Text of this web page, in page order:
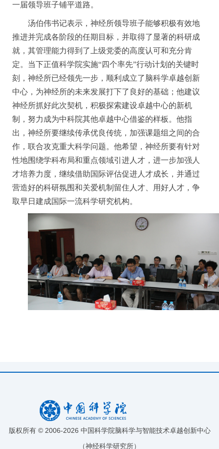
一届领导班子铺平道路。
汤伯伟书记表示，神经所领导班子能够积极有效地
推进并完成各阶段的任期目标，并取得了显著的科研成
就，其管理能力得到了上级党委的高度认可和充分肯
定。当下正值科学院实施“四个率先”行动计划的关键时
刻，神经所已经领先一步，顺利成立了脑科学卓越创新
中心，为神经所的未来发展打下了良好的基础；他建议
神经所抓好此次契机，积极探索建设卓越中心的新机
制，努力成为中科院其他卓越中心借鉴的样板。他指
出，神经所要继续传承优良传统，加强课题组之间的合
作，联合攻克重大科学问题。他希望，神经所要有针对
性地围绕学科布局和重点领域引进人才，进一步加强人
才培养力度，继续借助国际评估促进人才成长，并通过
营造好的科研氛围和关爱机制留住人才、用好人才，争
取早日建成国际一流科学研究机构。
版权所有 © 2006-2026 中国科学院脑科学与智能技术卓越创新中心
（神经科学研究所）